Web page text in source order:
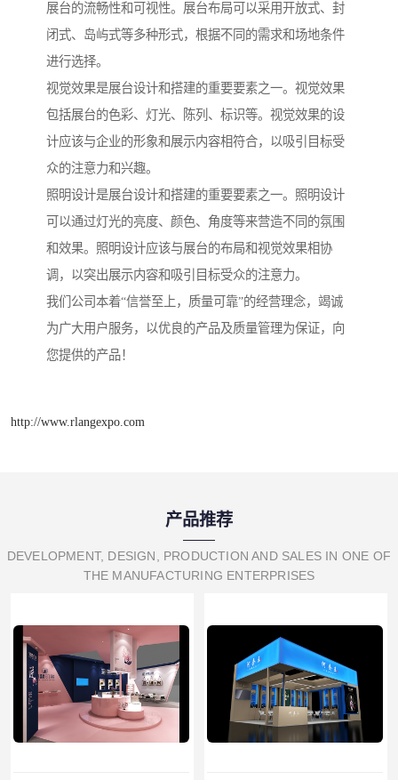
展台的流畅性和可视性。展台布局可以采用开放式、封
闭式、岛屿式等多种形式，根据不同的需求和场地条件
进行选择。
视觉效果是展台设计和搭建的重要要素之一。视觉效果
包括展台的色彩、灯光、陈列、标识等。视觉效果的设
计应该与企业的形象和展示内容相符合，以吸引目标受
众的注意力和兴趣。
照明设计是展台设计和搭建的重要要素之一。照明设计
可以通过灯光的亮度、颜色、角度等来营造不同的氛围
和效果。照明设计应该与展台的布局和视觉效果相协
调，以突出展示内容和吸引目标受众的注意力。
我们公司本着“信誉至上，质量可靠”的经营理念，竭诚
为广大用户服务，以优良的产品及质量管理为保证，向
您提供的产品！
http://www.rlangexpo.com
产品推荐
DEVELOPMENT, DESIGN, PRODUCTION AND SALES IN ONE OF
THE MANUFACTURING ENTERPRISES